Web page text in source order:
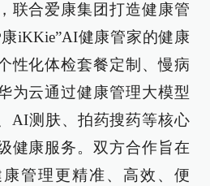
联合爱康集团打造健康管
iKKie”AI健康管家的健康
性化体检套餐定制、慢病
为云通过健康管理大模型
AI测肤、拍药搜药等核心
健康服务。双方合作旨在
管理更精准、高效、便